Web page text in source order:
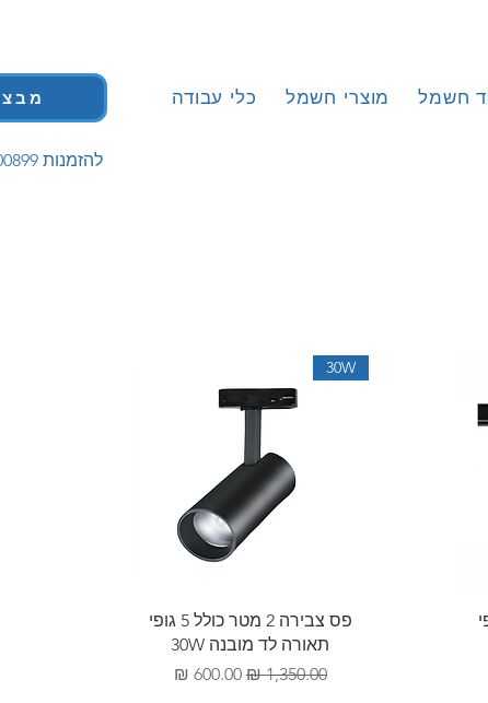
| 058-5200899 להזמנות
כלי עבודה מוצרי חשמל חשמל
גופי
תצוגה מהירה
30W
פס צבירה 2 מטר כולל 5 גופי
תאורה לד מובנה 30W
מחיר רגיל‏1,350.00 ‏₪ מחיר מבצע‏600.00 ‏₪